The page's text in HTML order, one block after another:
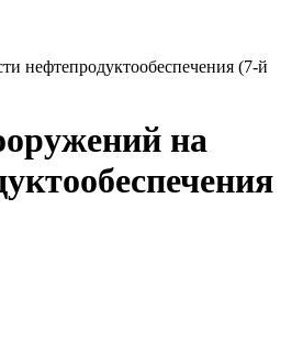
нефтепродуктообеспечения (7-й
на